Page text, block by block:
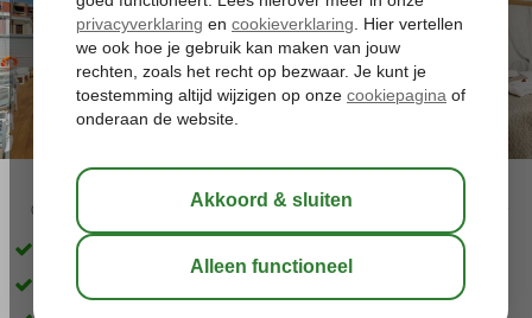
03:45 aug 32°C
Only Adult: min. leeftijd 16 jaar
In het centrum van Rhodos-Stad